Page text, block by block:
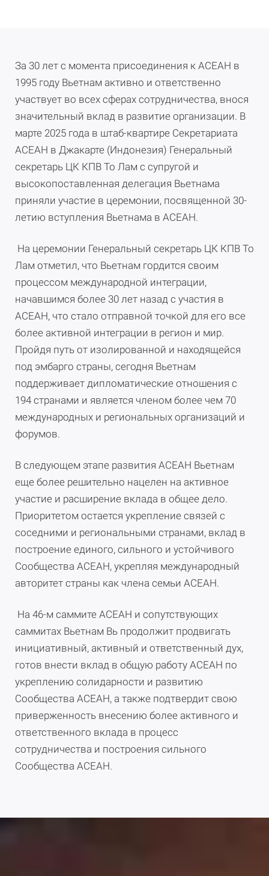
За 30 лет с момента присоединения к АСЕАН в
1995 году Вьетнам активно и ответственно
участвует во всех сферах сотрудничества, внося
значительный вклад в развитие организации. В
марте 2025 года в штаб-квартире Секретариата
АСЕАН в Джакарте (Индонезия) Генеральный
секретарь ЦК КПВ То Лам с супругой и
высокопоставленная делегация Вьетнама
приняли участие в церемонии, посвященной 30-
летию вступления Вьетнама в АСЕАН.
На церемонии Генеральный секретарь ЦК КПВ То
Лам отметил, что Вьетнам гордится своим
процессом международной интеграции,
начавшимся более 30 лет назад с участия в
АСЕАН, что стало отправной точкой для его все
более активной интеграции в регион и мир.
Пройдя путь от изолированной и находящейся
под эмбарго страны, сегодня Вьетнам
поддерживает дипломатические отношения с
194 странами и является членом более чем 70
международных и региональных организаций и
форумов.
В следующем этапе развития АСЕАН Вьетнам
еще более решительно нацелен на активное
участие и расширение вклада в общее дело.
Приоритетом остается укрепление связей с
соседними и региональными странами, вклад в
построение единого, сильного и устойчивого
Сообщества АСЕАН, укрепляя международный
авторитет страны как члена семьи АСЕАН.
На 46-м саммите АСЕАН и сопутствующих
саммитах Вьетнам Вь продолжит продвигать
инициативный, активный и ответственный дух,
готов внести вклад в общую работу АСЕАН по
укреплению солидарности и развитию
Сообщества АСЕАН, а также подтвердит свою
приверженность внесению более активного и
ответственного вклада в процесс
сотрудничества и построения сильного
Сообщества АСЕАН.